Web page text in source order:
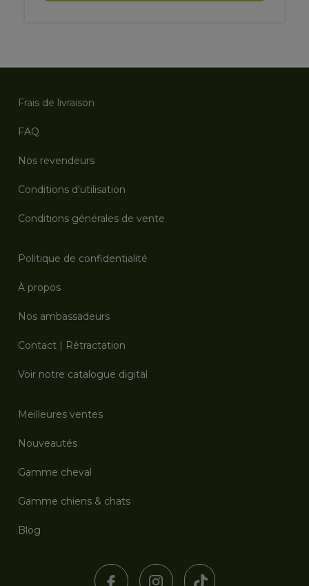
Frais de livraison
FAQ
Nos revendeurs
Conditions d'utilisation
Conditions générales de vente
Politique de confidentialité
À propos
Nos ambassadeurs
Contact | Rétractation
Voir notre catalogue digital
Meilleures ventes
Nouveautés
Gamme cheval
Gamme chiens & chats
Blog